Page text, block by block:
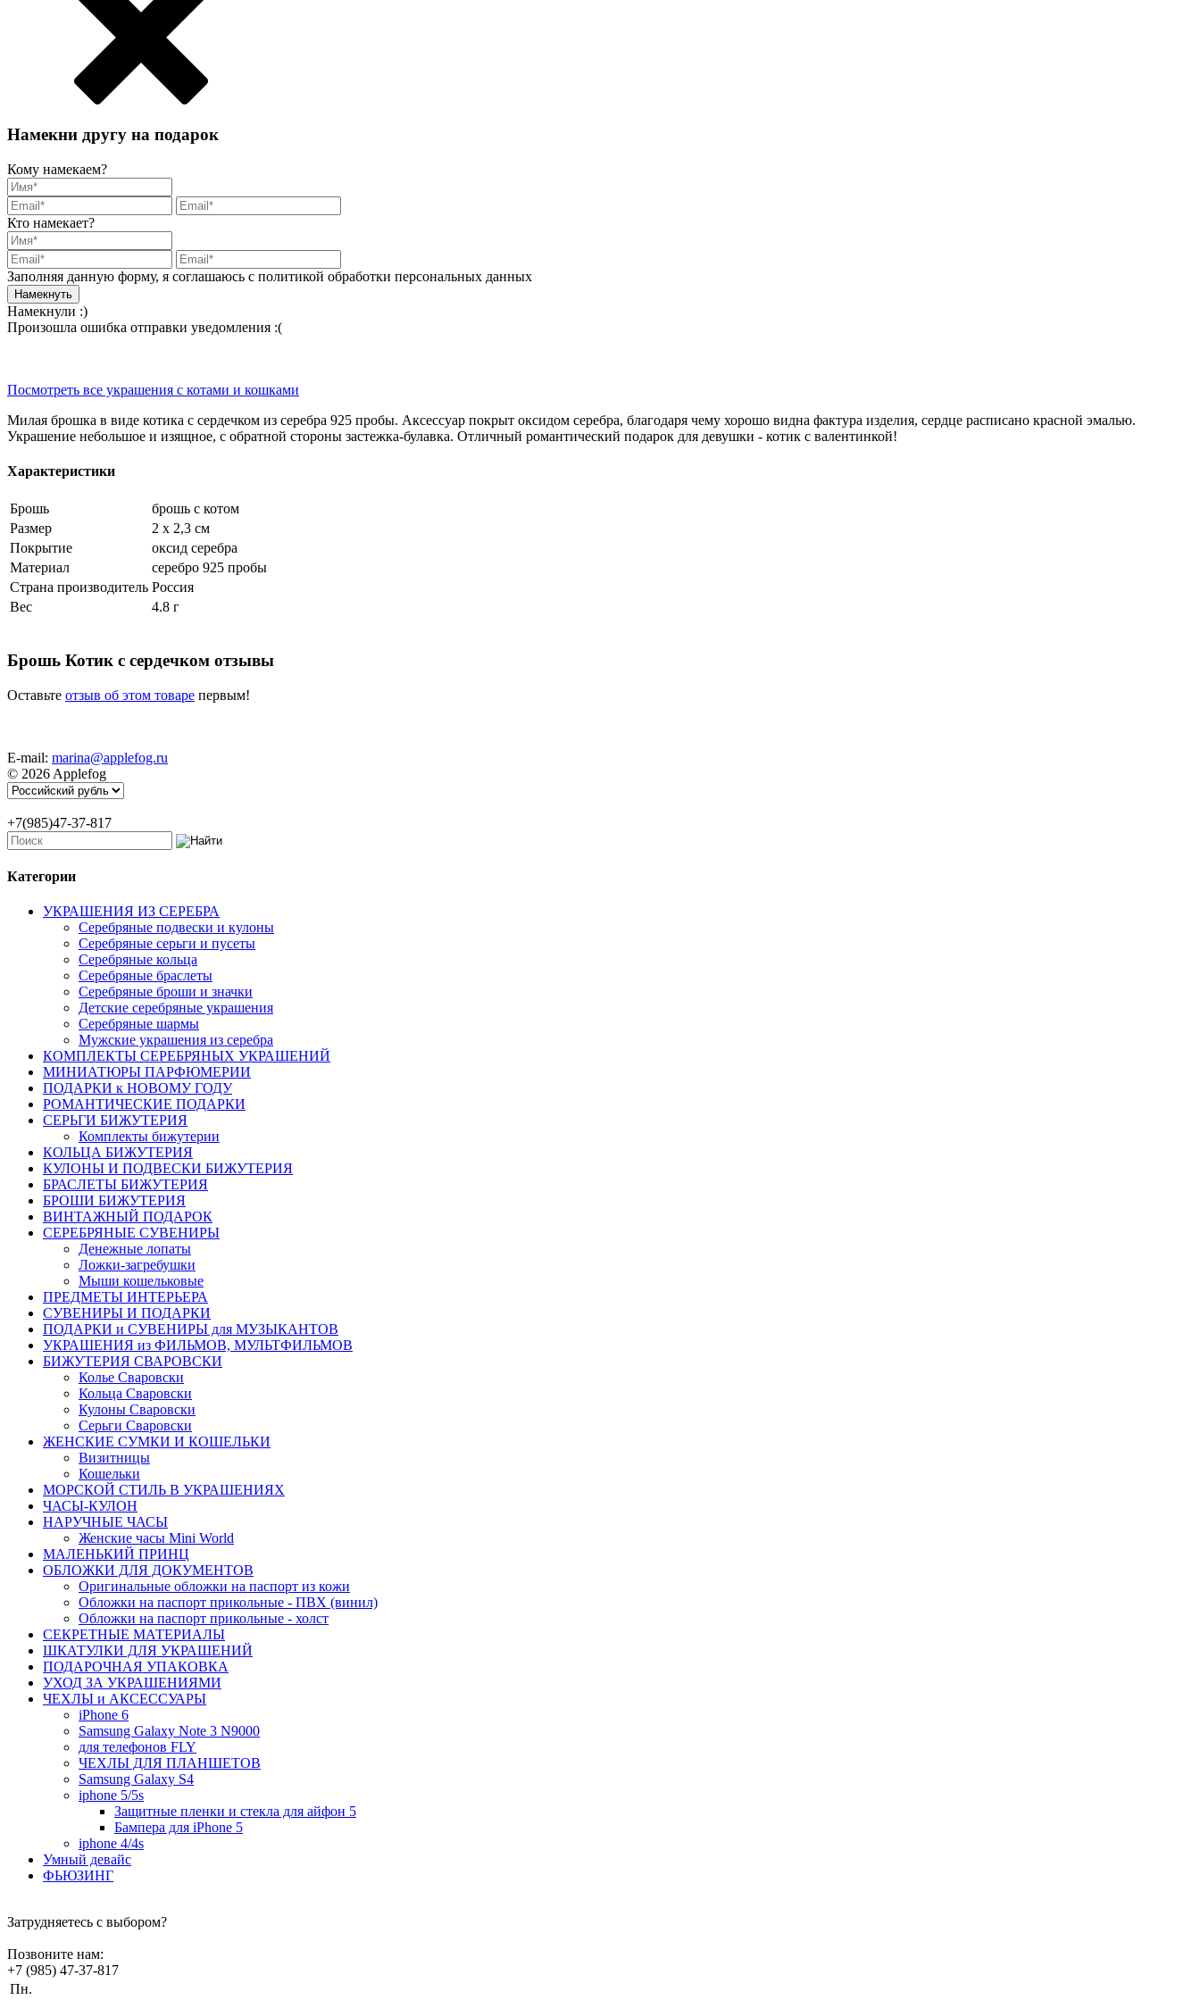
Намекни другу на подарок
Кому намекаем?
Кто намекает?
Заполняя данную форму, я соглашаюсь с политикой обработки персональных данных
Намекнули :)
Произошла ошибка отправки уведомления :(
Посмотреть все украшения с котами и кошками
Милая брошка в виде котика с сердечком из серебра 925 пробы. Аксессуар покрыт оксидом серебра, благодаря чему хорошо видна фактура изделия, сердце расписано красной эмалью.
Украшение небольшое и изящное, с обратной стороны застежка-булавка. Отличный романтический подарок для девушки - котик с валентинкой!
Характеристики
Брошь
брошь с котом
Размер
2 х 2,3 см
Покрытие
оксид серебра
Материал
серебро 925 пробы
Страна производитель Россия
Вес
4.8 г
Брошь Котик с сердечком отзывы
Оставьте отзыв об этом товаре первым!
E-mail: marina@applefog.ru
© 2026 Applefog
+7(985)47-37-817
Категории
УКРАШЕНИЯ ИЗ СЕРЕБРА
Серебряные подвески и кулоны
Серебряные серьги и пусеты
Серебряные кольца
Серебряные браслеты
Серебряные броши и значки
Детские серебряные украшения
Серебряные шармы
Мужские украшения из серебра
КОМПЛЕКТЫ СЕРЕБРЯНЫХ УКРАШЕНИЙ
МИНИАТЮРЫ ПАРФЮМЕРИИ
ПОДАРКИ к НОВОМУ ГОДУ
РОМАНТИЧЕСКИЕ ПОДАРКИ
СЕРЬГИ БИЖУТЕРИЯ
Комплекты бижутерии
КОЛЬЦА БИЖУТЕРИЯ
КУЛОНЫ И ПОДВЕСКИ БИЖУТЕРИЯ
БРАСЛЕТЫ БИЖУТЕРИЯ
БРОШИ БИЖУТЕРИЯ
ВИНТАЖНЫЙ ПОДАРОК
СЕРЕБРЯНЫЕ СУВЕНИРЫ
Денежные лопаты
Ложки-загребушки
Мыши кошельковые
ПРЕДМЕТЫ ИНТЕРЬЕРА
СУВЕНИРЫ И ПОДАРКИ
ПОДАРКИ и СУВЕНИРЫ для МУЗЫКАНТОВ
УКРАШЕНИЯ из ФИЛЬМОВ, МУЛЬТФИЛЬМОВ
БИЖУТЕРИЯ СВАРОВСКИ
Колье Сваровски
Кольца Сваровски
Кулоны Сваровски
Серьги Сваровски
ЖЕНСКИЕ СУМКИ И КОШЕЛЬКИ
Визитницы
Кошельки
МОРСКОЙ СТИЛЬ В УКРАШЕНИЯХ
ЧАСЫ-КУЛОН
НАРУЧНЫЕ ЧАСЫ
Женские часы Mini World
МАЛЕНЬКИЙ ПРИНЦ
ОБЛОЖКИ ДЛЯ ДОКУМЕНТОВ
Оригинальные обложки на паспорт из кожи
Обложки на паспорт прикольные - ПВХ (винил)
Обложки на паспорт прикольные - холст
СЕКРЕТНЫЕ МАТЕРИАЛЫ
ШКАТУЛКИ ДЛЯ УКРАШЕНИЙ
ПОДАРОЧНАЯ УПАКОВКА
УХОД ЗА УКРАШЕНИЯМИ
ЧEХЛЫ и АКСЕССУАРЫ
iPhone 6
Samsung Galaxy Note 3 N9000
для телефонов FLY
ЧЕХЛЫ ДЛЯ ПЛАНШЕТОВ
Samsung Galaxy S4
iphone 5/5s
Защитные пленки и стекла для айфон 5
Бампера для iPhone 5
iphone 4/4s
Умный девайс
ФЬЮЗИНГ
Затрудняетесь с выбором?
Позвоните нам:
+7 (985) 47-37-817
Пн.